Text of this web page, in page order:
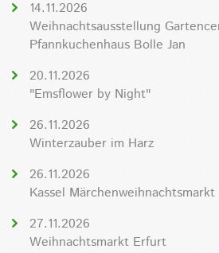
14.11.2026
Weihnachtsausstellung
Pfannkuchenhaus Bolle Jan
20.11.2026
"Emsflower by Night"
26.11.2026
Winterzauber im Harz
26.11.2026
Kassel Märchenweihnachtsmarkt
27.11.2026
Weihnachtsmarkt Erfurt